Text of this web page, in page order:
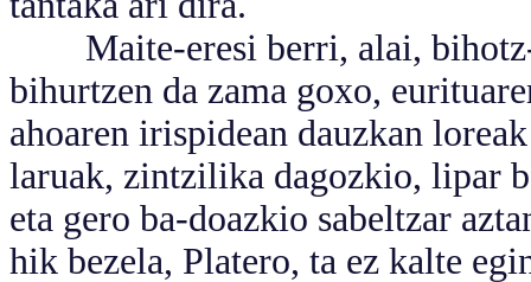
Maite-eresi berri, alai, bihotz-
bihurtzen da zama goxo,
ahoaren irispidean dauzkan
laruak, zintzilika dagozkio, lipar
eta gero ba-doazkio sabeltzar
hik bezela, Platero, ta ez kalte